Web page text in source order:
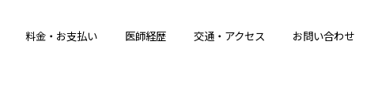
料金・お支払い 医師経歴 交通・アクセス お問い合わせ